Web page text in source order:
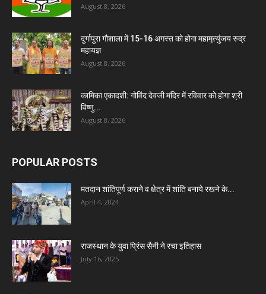
August 8, 2026
दुर्गापुरा गौशाला में 15-16 अगस्त को होगा महामृत्युंजय रुद्र
महायज्ञ
August 8, 2026
कामिका एकादशी: गोविंद देवजी मंदिर में रविवार को होगा श्री
विष्णु...
August 8, 2026
POPULAR POSTS
मतदान शांतिपूर्ण कराने व क्षेत्र में शांति बनाये रखने के...
April 4, 2024
राजस्थान के युवा प्रिंस सैनी ने रचा इतिहास
July 16, 2025